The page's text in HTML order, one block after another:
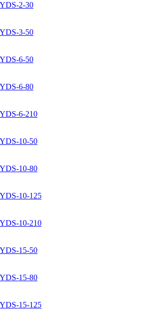
2-30
3-50
6-50
6-80
6-210
10-50
10-80
10-125
10-210
15-50
15-80
15-125